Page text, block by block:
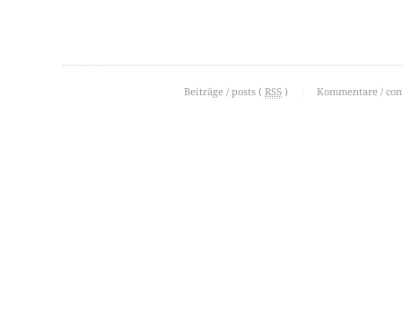
Beiträge / posts ( RSS ) Kommentare /